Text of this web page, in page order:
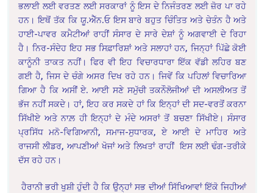
ਭਲਾਈ ਲਈ ਵਰਤਣ ਲਈ ਸਰਕਾਰਾਂ ਨੂੰ ਇਸ ਦੇ ਨਿਜੰਤਰਣ ਲਈ ਜ਼ੋਰ ਪਾ ਰਹੇ
ਹਨ। ਇਥੋਂ ਤੱਕ ਕਿ ਯੂ.ਐੱਨ.ਓ ਇਸ ਬਾਰੇ ਬਹੁਤ ਚਿੰਤਿਤ ਅਤੇ ਚੇਤੰਨ ਹੈ ਅਤੇ
ਹਾਈ-ਪਾਵਰ ਕਮੈਟੀਆਂ ਰਾਹੀਂ ਸੰਸਾਰ ਦੇ ਸਾਰੇ ਦੇਸ਼ਾਂ ਨੂੰ ਅਗਵਾਈ ਦੇ ਰਿਹਾ
ਹੈ। ਨਿਰ-ਸੰਦੇਹ ਇਹ ਸਭ ਸਿਫ਼ਾਰਿਸ਼ਾਂ ਅਤੇ ਸਲਾਹਾਂ ਹਨ, ਜਿਨ੍ਹਾਂ ਪਿੱਛੇ ਕੋਈ
ਕਾਨੂੰਨੀ ਤਾਕਤ ਨਹੀਂ। ਫਿਰ ਵੀ ਇਹ ਵਿਚਾਰਧਾਰਾ ਇੱਕ ਵੱਡੀ ਲਹਿਰ ਬਣ
ਗਈ ਹੈ, ਜਿਸ ਦੇ ਚੰਗੇ ਅਸਰ ਦਿਖ ਰਹੇ ਹਨ। ਜਿਵੇਂ ਕਿ ਪਹਿਲਾਂ ਵਿਚਾਰਿਆ
ਗਿਆ ਹੈ ਕਿ ਅਸੀਂ ਏ. ਆਈ ਸਣੇ ਸਮੁੱਚੀ ਤਕਨੌਲੋਜੀਆਂ ਦੀ ਅਸਲੀਅਤ ਤੋਂ
ਭੱਜ ਨਹੀਂ ਸਕਦੇ। ਹਾਂ, ਇਹ ਕਰ ਸਕਦੇ ਹਾਂ ਕਿ ਇਨ੍ਹਾਂ ਦੀ ਸਦ-ਵਰਤੋਂ ਕਰਨਾ
ਸਿੱਖੀਏ ਅਤੇ ਨਾਲ਼ ਹੀ ਇਨ੍ਹਾਂ ਦੇ ਮੰਦੇ ਅਸਰਾਂ ਤੋਂ ਬਚਣਾ ਸਿੱਖੀਏ। ਸੰਸਾਰ
ਪ੍ਰਸਿੱਧ ਮਨੋ-ਵਿਗਿਆਨੀ, ਸਮਾਜ-ਸੁਧਾਰਕ, ਏ ਆਈ ਦੇ ਮਾਹਿਰ ਅਤੇ
ਰਾਜਸੀ ਲੀਡਰ, ਆਪਣੀਆਂ ਖੋਜਾਂ ਅਤੇ ਲਿਖਤਾਂ ਰਾਹੀਂ ਇਸ ਲਈ ਢੰਗ-ਤਰੀਕੇ
ਦੱਸ ਰਹੇ ਹਨ।
ਹੈਰਾਨੀ ਭਰੀ ਖੁਸ਼ੀ ਹੁੰਦੀ ਹੈ ਕਿ ਉਨ੍ਹਾਂ ਸਭ ਦੀਆਂ ਸਿੱਖਿਆਵਾਂ ਇੱਕੋ ਜਿਹੀਆਂ